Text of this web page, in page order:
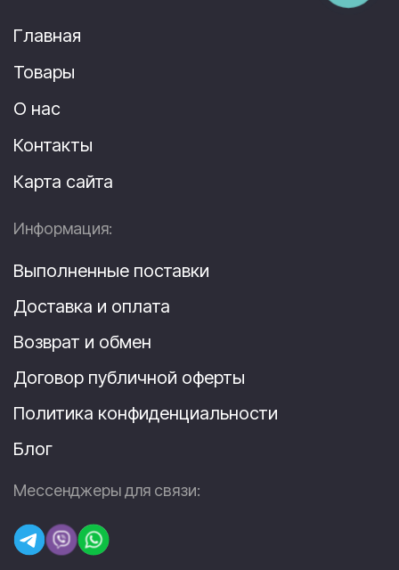
Главная
Товары
О нас
Контакты
Карта сайта
Информация:
Выполненные поставки
Доставка и оплата
Возврат и обмен
Договор публичной оферты
Политика конфиденциальности
Блог
Мессенджеры для связи: